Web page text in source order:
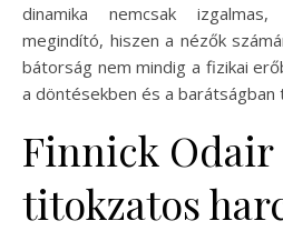
dinamika nemcsak
megindító, hiszen a nézők
bátorság nem mindig a fizikai
a döntésekben és a barátságban
Finnick Odair
titokzatos